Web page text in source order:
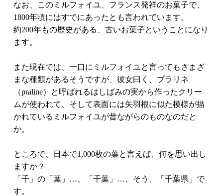
なお、このミルフォイユ、フランス発祥のお菓子で、
1800年頃にはすでにあったとも言われています。
約200年もの歴史がある、古いお菓子ということになり
ます。
また現在では、一口にミルフォイユと言ってもさまざ
まな種類があるそうですが、彼女曰く、プラリネ
（praline）と呼ばれるはしばみの実から作ったクリー
ムが使われて、そして表面には矢羽根に似た模様が描
かれているミルフォイユが昔ながらのものなのだと
か。
ところで、日本で1,000枚の葉と言えば、何を思い出し
ますか？
「千」の「葉」…、「千葉」…、そう、「千葉県」で
す。